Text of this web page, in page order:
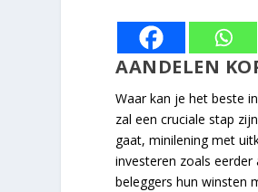
AANDELEN
Waar kan je het beste
zal een cruciale stap
gaat, minilening met
investeren zoals
beleggers hun winsten